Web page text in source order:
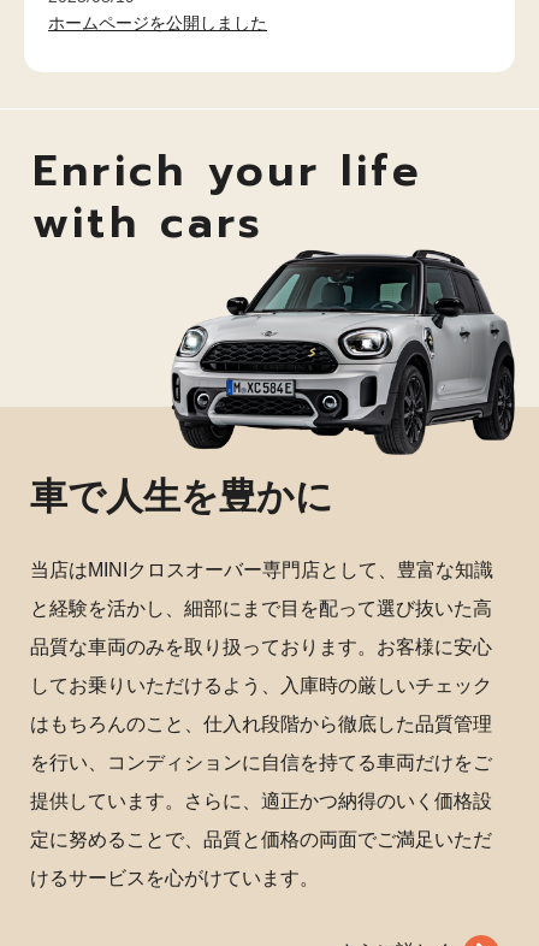
ホームページを公開しました
Enrich your life
with cars
車で人生を豊かに
当店はMINIクロスオーバー専門店として、豊富な知識
と経験を活かし、細部にまで目を配って選び抜いた高
品質な車両のみを取り扱っております。お客様に安心
してお乗りいただけるよう、入庫時の厳しいチェック
はもちろんのこと、仕入れ段階から徹底した品質管理
を行い、コンディションに自信を持てる車両だけをご
提供しています。さらに、適正かつ納得のいく価格設
定に努めることで、品質と価格の両面でご満足いただ
けるサービスを心がけています。